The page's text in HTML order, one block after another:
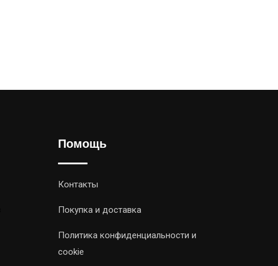
Помощь
Контакты
Покупка и доставка
Политика конфиденциальности и
cookie